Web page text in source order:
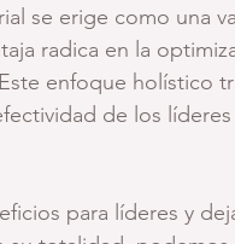
se erige como una
radica en la
enfoque holístico
de los
para líderes y